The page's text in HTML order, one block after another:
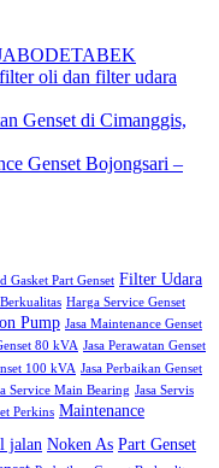
JABODETABEK
oli dan filter udara
Genset di Cimanggis,
Genset Bojongsari –
Gasket Part Genset Filter Udara
Harga Service Genset
Pump Jasa Maintenance Genset
80 kVA Jasa Perawatan Genset
100 kVA Jasa Perbaikan Genset
Service Main Bearing Jasa Servis
Perkins Maintenance
jalan Noken As Part Genset